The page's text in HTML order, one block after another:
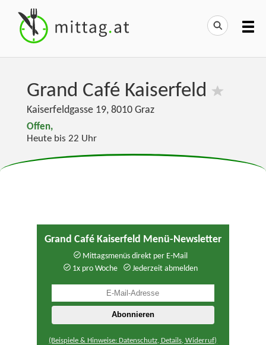
Grand Café Kaiserfeld
Kaiserfeldgasse 19, 8010 Graz
Offen,
Heute bis 22 Uhr
Grand Café Kaiserfeld Menü-Newsletter
Mittagsmenüs direkt per E-Mail
1x pro Woche
Jederzeit abmelden
(Beispiele & Hinweise: Datenschutz, Details, Widerruf)